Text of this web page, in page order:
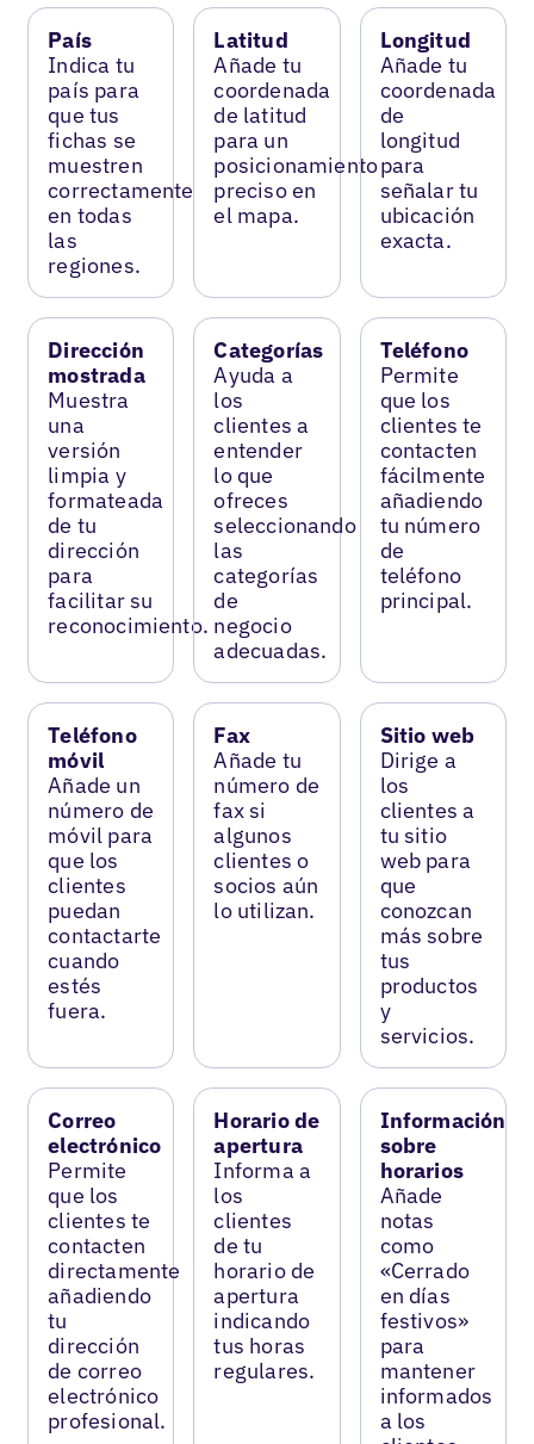
País
Indica tu
país para
que tus
fichas se
muestren
correctamente
en todas
las
regiones.
Latitud
Añade tu
coordenada
de latitud
para un
posicionamiento
preciso en
el mapa.
Longitud
Añade tu
coordenada
de
longitud
para
señalar tu
ubicación
exacta.
Dirección
mostrada
Muestra
una
versión
limpia y
formateada
de tu
dirección
para
facilitar su
reconocimiento.
Categorías
Ayuda a
los
clientes a
entender
lo que
ofreces
seleccionando
las
categorías
de
negocio
adecuadas.
Teléfono
Permite
que los
clientes te
contacten
fácilmente
añadiendo
tu número
de
teléfono
principal.
Teléfono
móvil
Añade un
número de
móvil para
que los
clientes
puedan
contactarte
cuando
estés
fuera.
Fax
Añade tu
número de
fax si
algunos
clientes o
socios aún
lo utilizan.
Sitio web
Dirige a
los
clientes a
tu sitio
web para
que
conozcan
más sobre
tus
productos
y
servicios.
Correo
electrónico
Permite
que los
clientes te
contacten
directamente
añadiendo
tu
dirección
de correo
electrónico
profesional.
Horario de
apertura
Informa a
los
clientes
de tu
horario de
apertura
indicando
tus horas
regulares.
Información
sobre
horarios
Añade
notas
como
«Cerrado
en días
festivos»
para
mantener
informados
a los